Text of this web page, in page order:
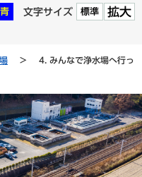
青 文字サイズ 標準 拡大
>
4. みんなで浄水場へ行っ